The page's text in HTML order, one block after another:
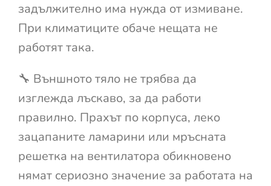
задължително има нужда от измиване.
При климатиците обаче нещата не
работят така.
🔧 Външното тяло не трябва да
изглежда лъскаво, за да работи
правилно. Прахът по корпуса, леко
зацапаните ламарини или мръсната
решетка на вентилатора обикновено
нямат сериозно значение за работата на